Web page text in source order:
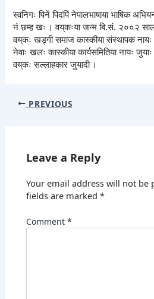
स्वनिगः पिनें पिदंपिं नेपालभाषाया भाषिक
नं छम्ह खः । वय्‌कःया जन्म बि.सं. २००२
वय्‌कः खड्गी समाज कास्कीया संस्थापक
नेवाः खलः कास्कीया कार्यसमितिया नायः
वय्‌कः सल्लाहकार जुयादी ।
PREVIOUS
Leave a Reply
Your email address will not be
fields are marked*
Comment*